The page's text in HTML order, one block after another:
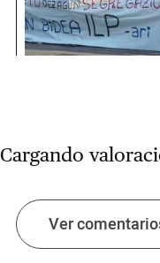
Cargando
Ver